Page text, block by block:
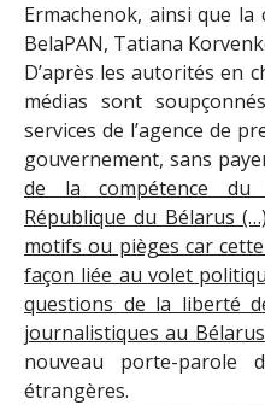
Ermachenok, ainsi que la
BelaPAN, Tatiana
D’après les autorités en
médias sont
services de l’agence de
gouvernement, sans
de la compétence du
République du Bélarus
motifs ou pièges car
façon liée au volet
questions de la liberté
journalistiques au
nouveau porte-parole
étrangères.